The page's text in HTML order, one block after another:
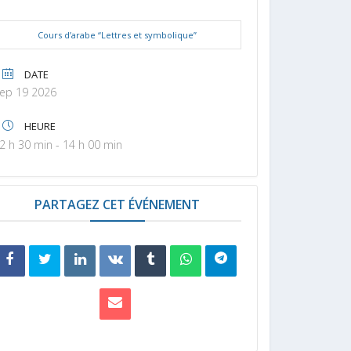
Cours d’arabe “Lettres et symbolique”
DATE
19 2026
HEURE
h 30 min - 14 h 00 min
PARTAGEZ CET ÉVÉNEMENT